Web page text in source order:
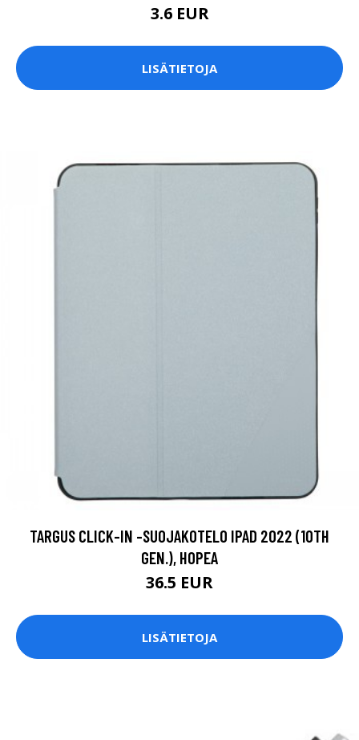
3.6 EUR
LISÄTIETOJA
TARGUS CLICK-IN -SUOJAKOTELO IPAD 2022 (10TH
GEN.), HOPEA
36.5 EUR
LISÄTIETOJA